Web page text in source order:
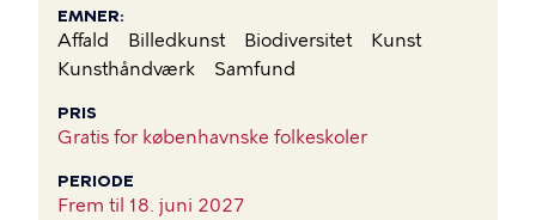
EMNER
Affald Billedkunst Biodiversitet
Kunst
Kunsthåndværk
Samfund
PRIS
Gratis for københavnske folkeskoler
PERIODE
Frem til 18. juni 2027